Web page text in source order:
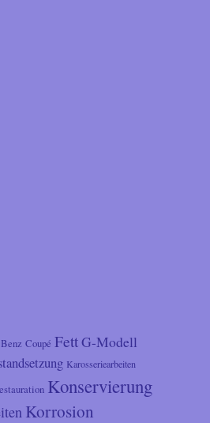
Benz Coupé FettG-Modell
Karosseriearbeiten
Konservierung
Korrosion